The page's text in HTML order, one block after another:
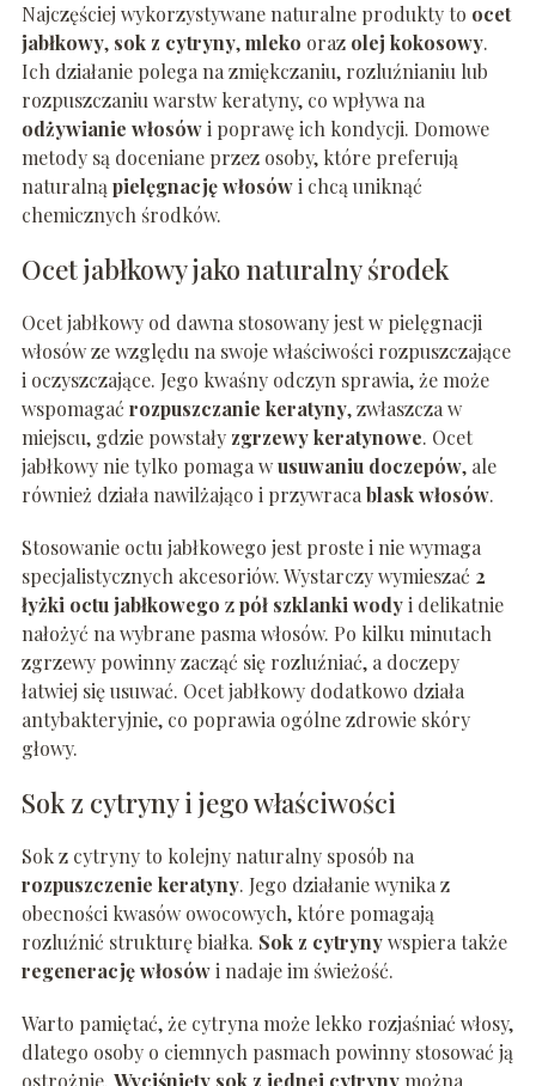
Najczęściej wykorzystywane naturalne produkty to ocet
jabłkowy, sok z cytryny,mleko oraz olej kokosowy.
Ich działanie polega na zmiękczaniu, rozluźnianiu lub
rozpuszczaniu warstw keratyny, co wpływa na
odżywianie włosówi poprawę ich kondycji. Domowe
metody są doceniane przez osoby, które preferują
naturalnąpielęgnację włosówi chcą uniknąć
chemicznych środków.
Ocet jabłkowy jako naturalny środek
Ocet jabłkowy od dawna stosowany jest w pielęgnacji
włosów ze względu na swoje właściwości rozpuszczające
i oczyszczające. Jego kwaśny odczyn sprawia, że może
wspomagać rozpuszczanie keratyny, zwłaszcza w
miejscu, gdzie powstały zgrzewy keratynowe. Ocet
jabłkowy nie tylko pomaga wusuwaniu doczepów, ale
również działa nawilżająco i przywracablask włosów.
Stosowanie octu jabłkowego jest proste i nie wymaga
specjalistycznych akcesoriów. Wystarczy wymieszać 2
łyżki octu jabłkowego zpół szklanki wodyi delikatnie
nałożyć na wybrane pasma włosów. Po kilku minutach
zgrzewy powinny zacząć się rozluźniać, a doczepy
łatwiej się usuwać. Ocet jabłkowy dodatkowo działa
antybakteryjnie, co poprawia ogólne zdrowie skóry
głowy.
Sok z cytryny i jego właściwości
Sok z cytryny to kolejny naturalny sposób na
rozpuszczenie keratyny. Jego działanie wynika z
obecności kwasów owocowych, które pomagają
rozluźnić strukturę białka. Sok z cytrynywspiera także
regenerację włosówi nadaje im świeżość.
Warto pamiętać, że cytryna może lekko rozjaśniać włosy,
dlatego osoby o ciemnych pasmach powinny stosować ją